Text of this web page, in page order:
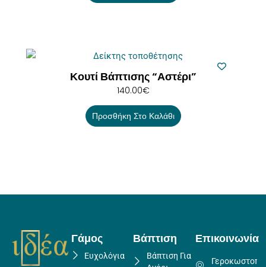
Κουτί Βάπτισης “Αστέρι”
140.00€
Προσθήκη Στο Καλάθι
Γάμος
Ευχολόγια
Βάπτιση
Βάπτιση Για
Επικοινωνία